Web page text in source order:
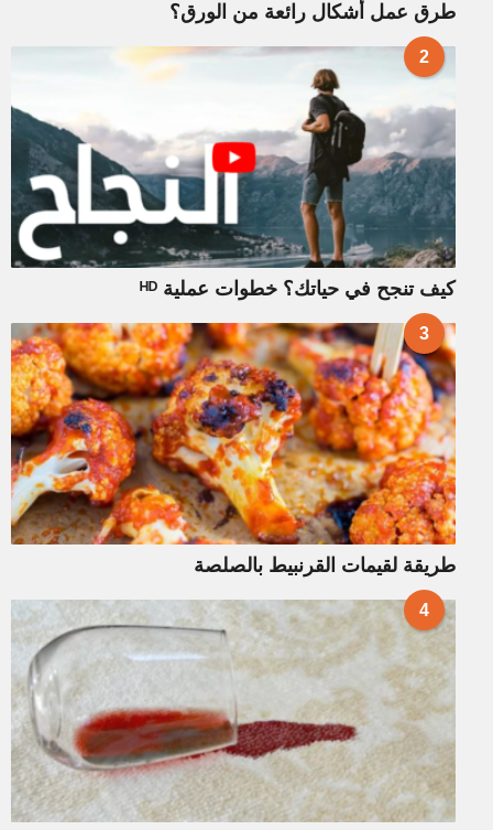
طرق عمل أشكال رائعة من الورق؟
2
كيف تنجح في حياتك؟ خطوات عملية ᴴᴰ
3
طريقة لقيمات القرنبيط بالصلصة
4